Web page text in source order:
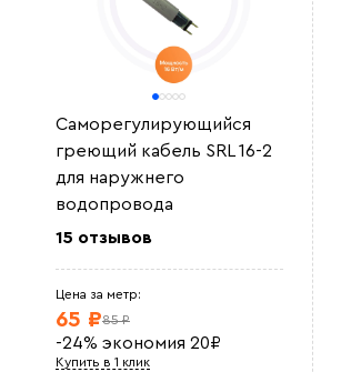
Саморегулирующийся
греющий кабель SRL 16-2
для наружнего
водопровода
15 отзывов
Цена за метр:
85 ₽
65 ₽
-24% экономия 20₽
Купить в 1 клик